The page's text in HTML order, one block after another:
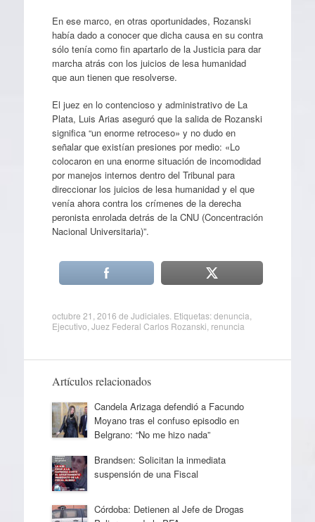
En ese marco, en otras oportunidades, Rozanski
había dado a conocer que dicha causa en su contra
sólo tenía como fin apartarlo de la Justicia para dar
marcha atrás con los juicios de lesa humanidad
que aun tienen que resolverse.
El juez en lo contencioso y administrativo de La
Plata, Luis Arias aseguró que la salida de Rozanski
significa “un enorme retroceso» y no dudo en
señalar que existían presiones por medio: «Lo
colocaron en una enorme situación de incomodidad
por manejos internos dentro del Tribunal para
direccionar los juicios de lesa humanidad y el que
venía ahora contra los crímenes de la derecha
peronista enrolada detrás de la CNU (Concentración
Nacional Universitaria)”.
octubre 21, 2016 de Judiciales. Etiquetas:denuncia
Ejecutivo Juez Federal Carlos Rozanski renuncia
Artículos relacionados
Candela Arizaga defendió a Facundo
Moyano tras el confuso episodio en
Belgrano: “No me hizo nada”
Brandsen: Solicitan la inmediata
suspensión de una Fiscal
Córdoba: Detienen al Jefe de Drogas